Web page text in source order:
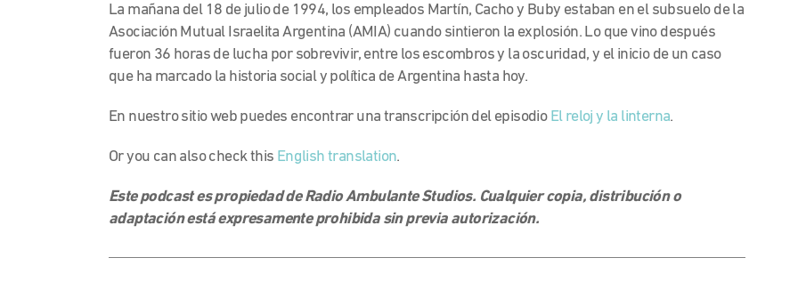
La mañana del 18 de julio de 1994, los empleados Martín, Cacho y Buby estaban en el subsuelo de la
Asociación Mutual Israelita Argentina (AMIA) cuando sintieron la explosión. Lo que vino después
fueron 36 horas de lucha por sobrevivir, entre los escombros y la oscuridad, y el inicio de un caso
que ha marcado la historia social y política de Argentina hasta hoy.
En nuestro sitio web puedes encontrar una transcripción del episodio El reloj y la linterna.
Or you can also check this English translation.
Este podcast es propiedad de Radio Ambulante Studios. Cualquier copia, distribución o
adaptación está expresamente prohibida sin previa autorización.